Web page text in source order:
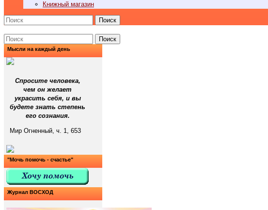
Книжный магазин
Поиск
Поиск
Мысли на каждый день
Спросите человека,
чем он желает
украсить себя, и вы
будете знать степень
его сознания.
Мир Огненный, ч. 1, 653
"Мочь помочь - счастье"
Журнал ВОСХОД